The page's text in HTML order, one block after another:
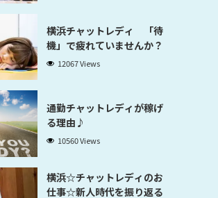
横浜チャットレディ 「待
機」で疲れていませんか？
12067 Views
通勤チャットレディが稼げ
る理由♪
10560 Views
横浜☆チャットレディのお
仕事☆新人時代を振り返る